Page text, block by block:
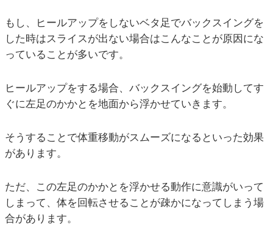
もし、ヒールアップをしないベタ足でバックスイングを
した時はスライスが出ない場合はこんなことが原因にな
っていることが多いです。
ヒールアップをする場合、バックスイングを始動してす
ぐに左足のかかとを地面から浮かせていきます。
そうすることで体重移動がスムーズになるといった効果
があります。
ただ、この左足のかかとを浮かせる動作に意識がいって
しまって、体を回転させることが疎かになってしまう場
合があります。